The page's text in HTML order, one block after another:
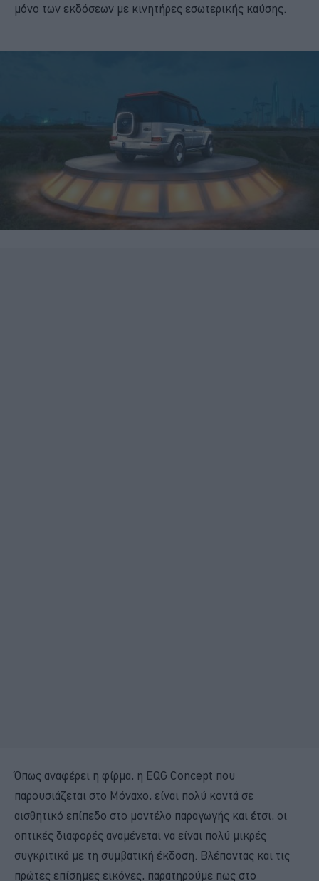
μόνο των εκδόσεων με κινητήρες εσωτερικής καύσης.
Όπως αναφέρει η φίρμα, η EQG Concept που
παρουσιάζεται στο Μόναχο, είναι πολύ κοντά σε
αισθητικό επίπεδο στο μοντέλο παραγωγής και έτσι, οι
οπτικές διαφορές αναμένεται να είναι πολύ μικρές
συγκριτικά με τη συμβατική έκδοση. Βλέποντας και τις
πρώτες επίσημες εικόνες, παρατηρούμε πως στο